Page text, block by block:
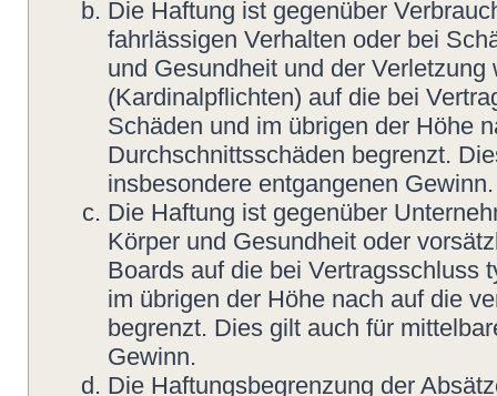
Die Haftung ist gegenüber
fahrlässigen Verhalten oder bei
und Gesundheit und der
(Kardinalpflichten) auf die bei
Schäden und im übrigen der Höhe
Durchschnittsschäden begrenzt.
insbesondere entgangenen Gewinn.
Die Haftung ist gegenüber
Körper und Gesundheit oder
Boards auf die bei Vertragsschluss
im übrigen der Höhe nach auf die
begrenzt. Dies gilt auch für
Gewinn.
Die Haftungsbegrenzung der